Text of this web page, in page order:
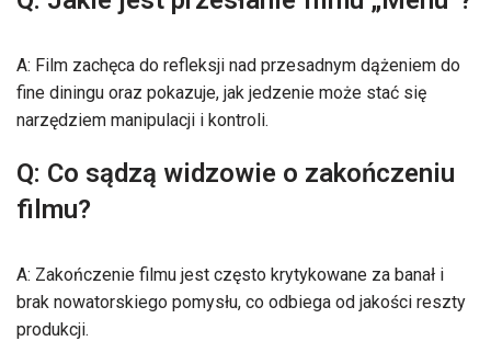
A: Film zachęca do refleksji nad przesadnym dążeniem do
fine diningu oraz pokazuje, jak jedzenie może stać się
narzędziem manipulacji i kontroli.
Q: Co sądzą widzowie o zakończeniu
filmu?
A: Zakończenie filmu jest często krytykowane za banał i
brak nowatorskiego pomysłu, co odbiega od jakości reszty
produkcji.